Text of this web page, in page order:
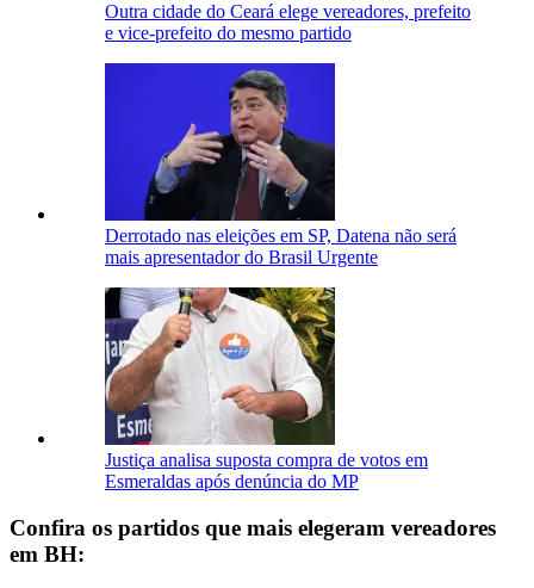
Outra cidade do Ceará elege vereadores, prefeito
e vice-prefeito do mesmo partido
Derrotado nas eleições em SP, Datena não será
mais apresentador do Brasil Urgente
Justiça analisa suposta compra de votos em
Esmeraldas após denúncia do MP
Confira os partidos que mais elegeram vereadores
em BH: